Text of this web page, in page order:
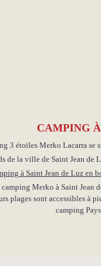
CAMPING
3 étoiles Merko Lacarra se
de la ville de Saint Jean de
à Saint Jean de Luz en
camping Merko à Saint
plages sont accessibles
camping